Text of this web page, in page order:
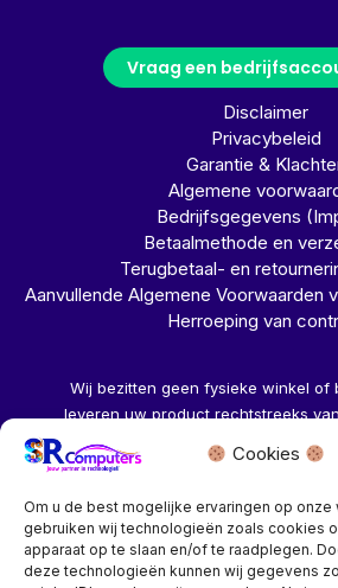
Cookies
Om u de best mogelijke ervaringen op
gebruiken wij technologieën zoals cookies
apparaat op te slaan en/of te raadplegen.
deze technologieën kunnen wij gegevens
Vraag een
Disclaimer
Privacybeleid
Garantie &
Algemene
Bedrijfsgegevens
Betaalmethode en
Terugbetaal- en
Aanvullende Algemene Voorwaarden
Herroeping van
Wij bezitten geen fysieke winkel of
leveren uw product rechtstreeks
Herroeping